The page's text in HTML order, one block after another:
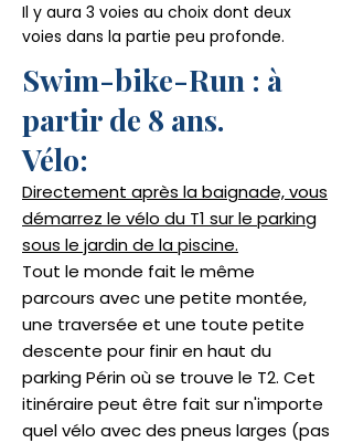
Il y aura 3 voies au choix dont deux
voies dans la partie peu profonde.
Swim-bike-Run : à
partir de 8 ans.
Vélo:
Directement après la baignade, vous
démarrez le vélo du T1 sur le parking
sous le jardin de la piscine.
Tout le monde fait le même
parcours avec une petite montée,
une traversée et une toute petite
descente pour finir en haut du
parking Périn où se trouve le T2. Cet
itinéraire peut être fait sur n'importe
quel vélo avec des pneus larges (pas